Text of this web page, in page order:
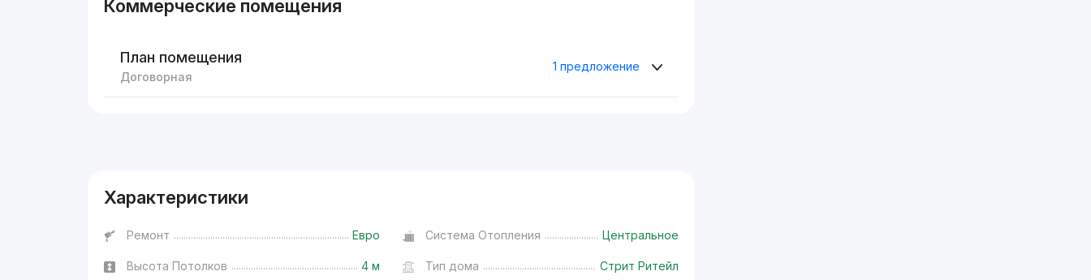
Коммерческие помещения
План помещения
Договорная
1 предложение
Характеристики
Ремонт Евро Система Отопления Центральное
Высота Потолков 4 м Тип дома Стрит Ритейл